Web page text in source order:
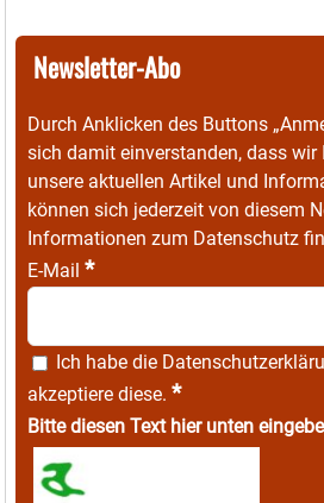
Newsletter-Abo
Durch Anklicken des Buttons
sich damit einverstanden, dass wir
unsere aktuellen Artikel und
können sich jederzeit von diesem
Informationen zum Datenschutz
E-Mail *
Ich habe die
akzeptiere diese. *
Bitte diesen Text hier unten